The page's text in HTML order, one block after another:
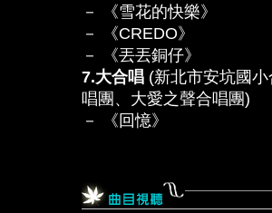
－ 《雪花的快樂》
－ 《CREDO》
－ 《丟丟銅仔》
7.大合唱 (新北市安坑國
唱團、大愛之聲合唱團)
－ 《回憶》